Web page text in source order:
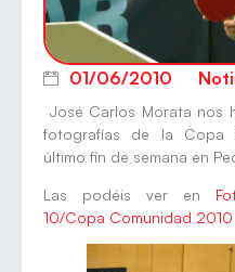
01/06/2010
José Carlos Morata nos
fotografías de la Copa
último fin de semana en
Las podéis ver en
10/Copa Comunidad 2010